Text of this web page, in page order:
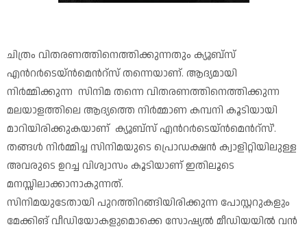
ചിത്രം വിതരണത്തിനെത്തിക്കുന്നതും ക്യൂബ്‌സ്
എന്‍റർടെയ്ൻമെന്‍റ്സ് തന്നെയാണ്. ആദ്യമായി
നിർമ്മിക്കുന്ന സിനിമ തന്നെ വിതരണത്തിനെത്തിക്കുന്ന
മലയാളത്തിലെ ആദ്യത്തെ നി‍ർമ്മാണ കമ്പനി കൂടിയായി
മാറിയിരിക്കുകയാണ് ക്യൂബ്‌സ് എന്‍റർടെയ്ൻമെന്‍റ്സ്’.
തങ്ങൾ നിർമ്മിച്ച സിനിമയുടെ പ്രൊഡക്ഷൻ ക്വാളിറ്റിയിലുള്ള
അവരുടെ ഉറച്ച വിശ്വാസം കൂടിയാണ് ഇതിലൂടെ
മനസ്സിലാക്കാനാകുന്നത്.
സിനിമയുടേതായി പുറത്തിറങ്ങിയിരിക്കുന്ന പോസ്റ്ററുകളും
മേക്കിങ് വീഡിയോകളുമൊക്കെ സോഷ്യൽ മീഡിയയിൽ വൻ